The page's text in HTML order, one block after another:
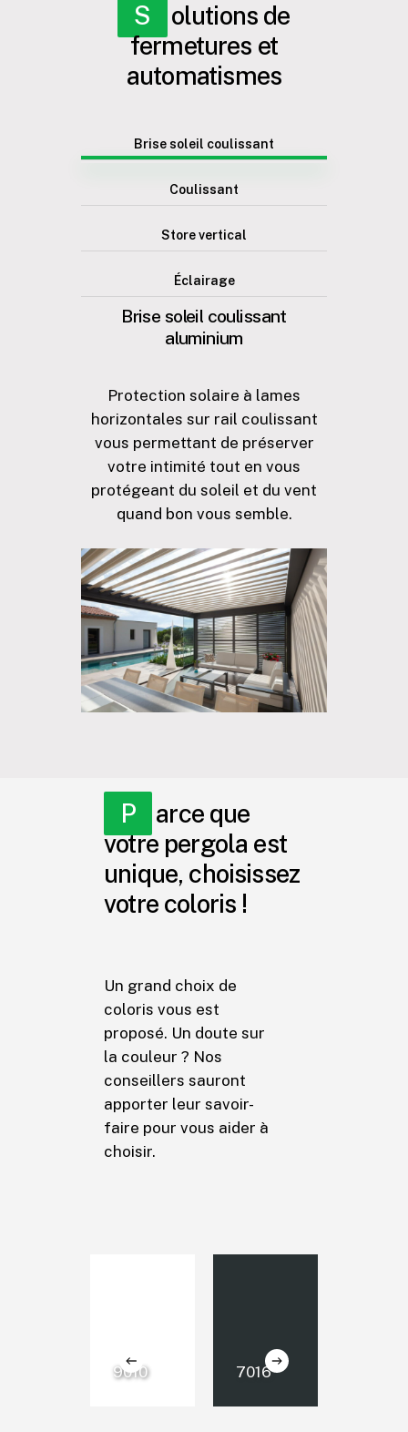
Solutions de
fermetures et
automatismes
Brise soleil coulissant
Coulissant
Store vertical
Éclairage
Brise soleil coulissant
aluminium
Protection solaire à lames
horizontales sur rail coulissant
vous permettant de préserver
votre intimité tout en vous
protégeant du soleil et du vent
quand bon vous semble.
Parce que
votre pergola est
unique, choisissez
votre coloris !
Un grand choix de
coloris vous est
proposé. Un doute sur
la couleur ? Nos
conseillers sauront
apporter leur savoir-
faire pour vous aider à
choisir.
9010 7016